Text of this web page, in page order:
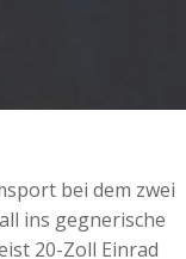
bei dem zwei
ins gegnerische
20-Zoll Einrad